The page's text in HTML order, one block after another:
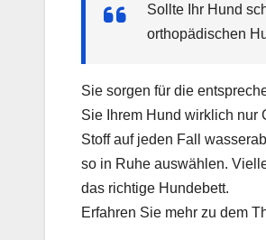
Sollte Ihr Hund
orthopädischen
Sie sorgen für die
Sie Ihrem Hund wirklich nur
Stoff auf jeden Fall
so in Ruhe auswählen.
das richtige Hundebett.
Erfahren Sie mehr zu dem